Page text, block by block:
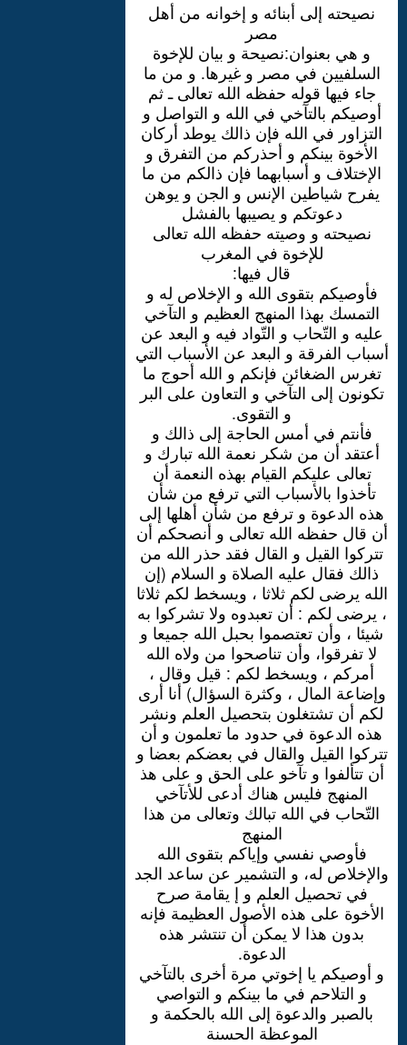
نصيحته إلى أبنائه و إخوانه من أهل
مصر
و هي بعنوان:نصيحة و بيان للإخوة
السلفيين في مصر و غيرها. و من ما
جاء فيها قوله حفظه الله تعالى ـ ثم
أوصيكم بالتآخي في الله و التواصل و
التزاور في الله فإن ذالك يوطد أركان
الأخوة بينكم و أحذركم من التفرق و
الإختلاف و أسبابهما فإن ذالكم من ما
يفرح شياطين الإنس و الجن و يوهن
دعوتكم و يصيبها بالفشل
نصيحته و وصيته حفظه الله تعالى
للإخوة في المغرب
قال فيها:
فأوصيكم بتقوى الله و الإخلاص له و
التمسك بهذا المنهج العظيم و التآخي
عليه و التّحاب و التّواد فيه و البعد عن
أسباب الفرقة و البعد عن الأسباب التي
تغرس الضغائن فإنكم و الله أحوج ما
تكونون إلى التآخي و التعاون على البر
و التقوى.
فأنتم في أمس الحاجة إلى ذالك و
أعتقد أن من شكر نعمة الله تبارك و
تعالى عليكم القيام بهذه النعمة أن
تأخذوا بالأسباب التي ترفع من شأن
هذه الدعوة و ترفع من شأن أهلها إلى
أن قال حفظه الله تعالى و أنصحكم أن
تتركوا القيل و القال فقد حذر الله من
ذالك فقال عليه الصلاة و السلام (إن
الله يرضى لكم ثلاثا ، ويسخط لكم ثلاثا
، يرضى لكم : أن تعبدوه ولا تشركوا به
شيئا ، وأن تعتصموا بحبل الله جميعا و
لا تفرقوا، وأن تناصحوا من ولاه الله
أمركم ، ويسخط لكم : قيل وقال ،
وإضاعة المال ، وكثرة السؤال) أنا أرى
لكم أن تشتغلون بتحصيل العلم ونشر
هذه الدعوة في حدود ما تعلمون و أن
تتركوا القيل والقال في بعضكم بعضا و
أن تتألفوا و تآخو على الحق و على هذ
المنهج فليس هناك أدعى للأتآخي
التّحاب في الله تبالك وتعالى من هذا
المنهج
فأوصي نفسي وإياكم بتقوى الله
والإخلاص له، و التشمير عن ساعد الجد
في تحصيل العلم و إ يقامة صرح
الأخوة على هذه الأصول العظيمة فإنه
بدون هذا لا يمكن أن تنتشر هذه
الدعوة.
و أوصيكم يا إخوتي مرة أخرى بالتآخي
و التلاحم في ما بينكم و التواصي
بالصبر والدعوة إلى الله بالحكمة و
الموعظة الحسنة